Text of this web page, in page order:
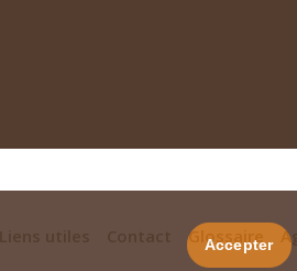
Glossaire
Accepter